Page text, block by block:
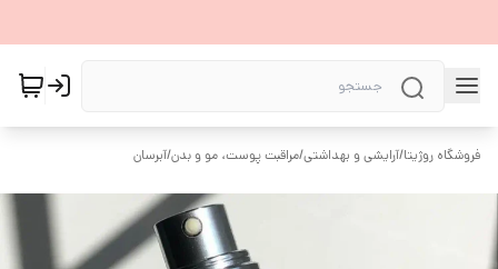
فروشگاه روژیتا/آرایشی و بهداشتی/مراقبت پوست، مو و بدن/آبرسان